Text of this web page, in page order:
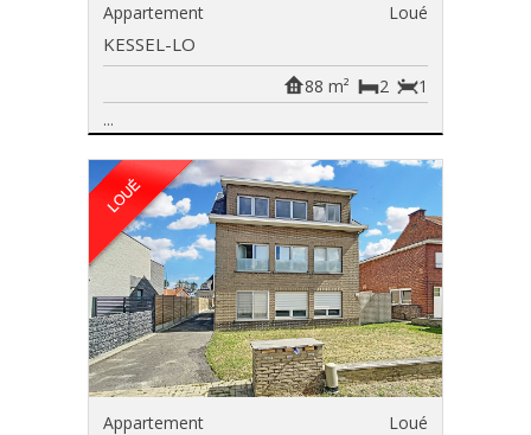
Appartement Loué
KESSEL-LO
1
2
88 m²
...
Appartement Loué